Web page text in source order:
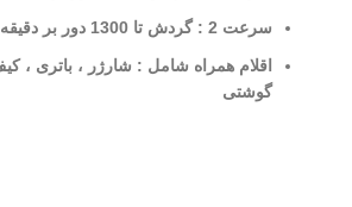
سرعت 2 : گردش تا 1300 دور بر دقیقه
گوشتی